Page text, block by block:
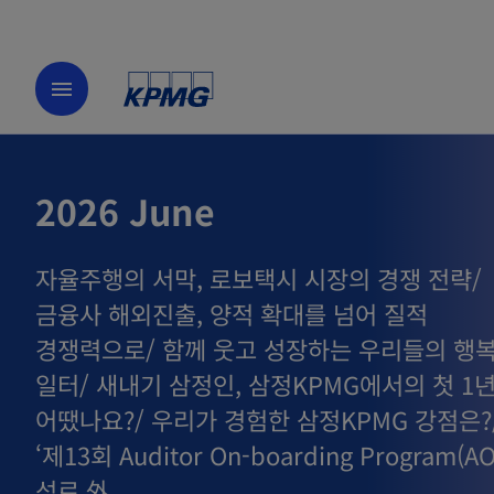
menu
2026 June
자율주행의 서막, 로보택시 시장의 경쟁 전략/
금융사 해외진출, 양적 확대를 넘어 질적
경쟁력으로/ 함께 웃고 성장하는 우리들의 행
일터/ 새내기 삼정인, 삼정KPMG에서의 첫 1년
어땠나요?/ 우리가 경험한 삼정KPMG 강점은
‘제13회 Auditor On-boarding